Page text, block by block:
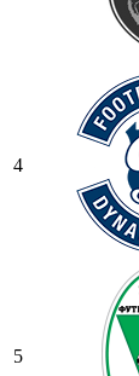
4
5